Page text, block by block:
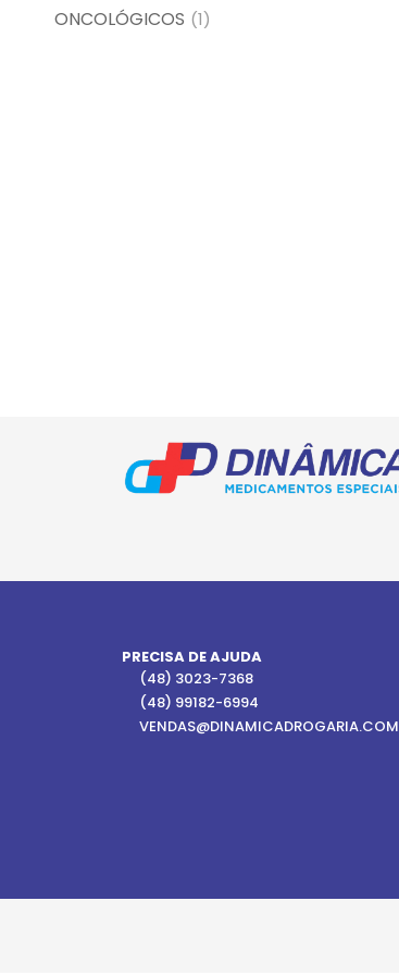
ONCOLÓGICOS (1)
PRECISA DE AJUDA
(48) 3023-7368
(48) 99182-6994